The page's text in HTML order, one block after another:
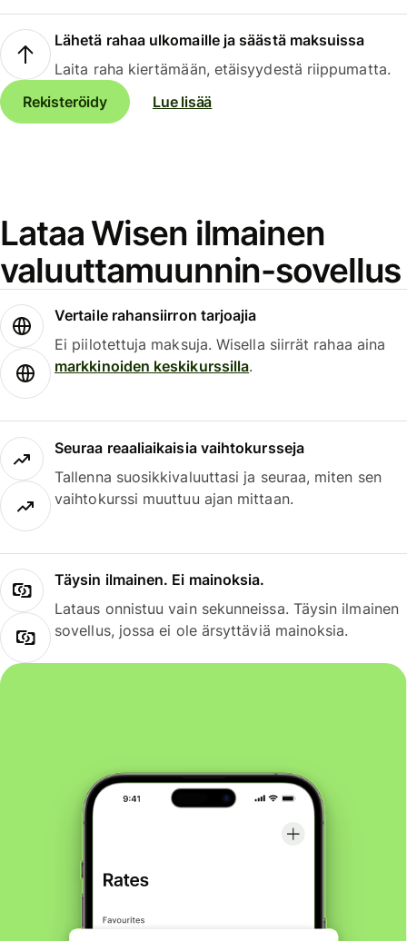
Lähetä rahaa ulkomaille ja säästä maksuissa
Laita raha kiertämään, etäisyydestä riippumatta.
Rekisteröidy
Lue lisää
Lataa Wisen ilmainen
valuuttamuunnin-sovellus
Vertaile rahansiirron tarjoajia
Ei piilotettuja maksuja. Wisella siirrät rahaa aina
markkinoiden keskikurssilla.
Seuraa reaaliaikaisia vaihtokursseja
Tallenna suosikkivaluuttasi ja seuraa, miten sen
vaihtokurssi muuttuu ajan mittaan.
Täysin ilmainen. Ei mainoksia.
Lataus onnistuu vain sekunneissa. Täysin ilmainen
sovellus, jossa ei ole ärsyttäviä mainoksia.